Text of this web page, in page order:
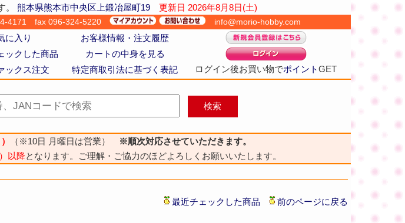
。 熊本県熊本市中央区上鍛冶屋町19 更新日 2026年8月8日(土)
4171 fax 096-324-5220 info@morio-hobby.com
に入り お客様情報・注文履歴
ログイン後お買い物でポイントGET
ックした商品
カートの中身を見る
ックス注文 特定商取引法に基づく表記
（※10日 月曜日は営業）
※順次対応させていただきます。
以降となります。ご理解・ご協力のほどよろしくお願いいたします。
最近チェックした商品 前のページに戻る